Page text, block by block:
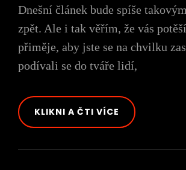
Dnešní článek bude spíše
zpět. Ale i tak věřím, že vás
přiměje, aby jste se na chvilku
podívali se do tváře lidí,
KLIKNI A ČTI VÍCE
DNĚ